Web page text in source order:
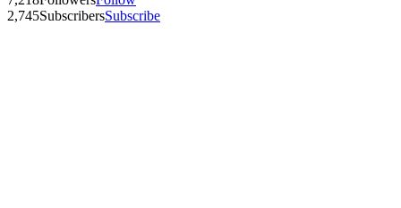
2,745SubscribersSubscribe